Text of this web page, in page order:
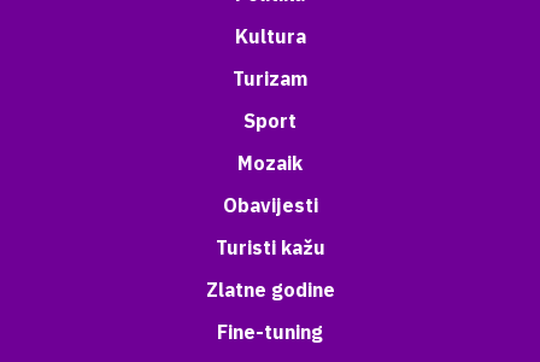
Kultura
Turizam
Sport
Mozaik
Obavijesti
Turisti kažu
Zlatne godine
Fine-tuning